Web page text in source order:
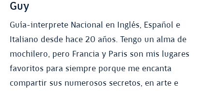
Guy
Guía-interprete Nacional en Inglés, Español e
Italiano desde hace 20 años. Tengo un alma de
mochilero, pero Francia y Paris son mis lugares
favoritos para siempre porque me encanta
compartir sus numerosos secretos, en arte e